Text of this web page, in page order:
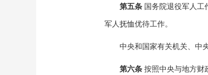
第五条 国务院退役军人
军人抚恤优待工作。
中央和国家有关机关、中
第六条 按照中央与地方财